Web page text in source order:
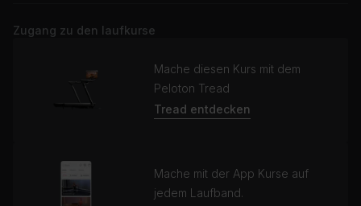
Zugang zu den laufkurse
Mache diesen Kurs mit dem
Peloton Tread
Tread entdecken
Mache mit der App Kurse auf
jedem Laufband.